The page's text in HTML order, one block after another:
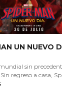
UN NUEVO
sin
regreso a casa,
marca un capítulo